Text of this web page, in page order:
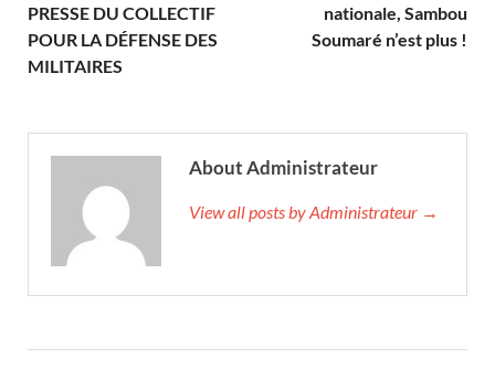
PRESSE DU COLLECTIF
POUR LA DÉFENSE DES
MILITAIRES
nationale, Sambou
Soumaré n’est plus !
About Administrateur
View all posts by Administrateur →